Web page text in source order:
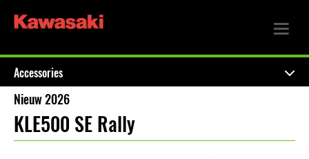
Accessories
Nieuw 2026
KLE500 SE Rally